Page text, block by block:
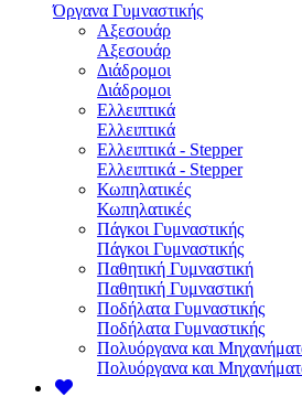
Όργανα Γυμναστικής
Αξεσουάρ
Αξεσουάρ
Διάδρομοι
Διάδρομοι
Ελλειπτικά
Ελλειπτικά
Ελλειπτικά - Stepper
Ελλειπτικά - Stepper
Κωπηλατικές
Κωπηλατικές
Πάγκοι Γυμναστικής
Πάγκοι Γυμναστικής
Παθητική Γυμναστική
Παθητική Γυμναστική
Ποδήλατα Γυμναστικής
Ποδήλατα Γυμναστικής
Πολυόργανα και
Πολυόργανα και